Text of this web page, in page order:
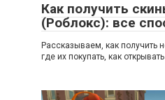
Как получить
(Роблокс): все
Рассказываем, как получить
где их покупать, как